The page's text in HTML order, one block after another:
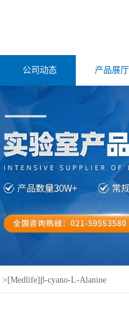
公司动态 产品展厅
> [Medlife]β-cyano-L-Alanine